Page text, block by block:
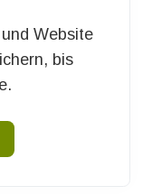
Website
bis